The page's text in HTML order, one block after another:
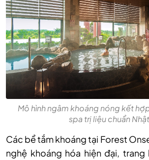
Mô hình ngâm khoáng nóng kết
spa trị liệu chuẩn
Các bể tắm khoáng tại Forest
nghệ khoáng hóa hiện đại,